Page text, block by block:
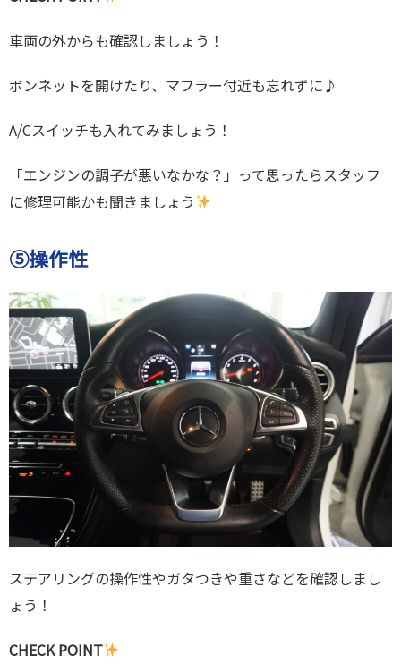
車両の外からも確認しましょう！
ボンネットを開けたり、マフラー付近も忘れずに♪
A/Cスイッチも入れてみましょう！
「エンジンの調子が悪いなかな？」って思ったらスタッフ
に修理可能かも聞きましょう
⑤操作性
ステアリングの操作性やガタつきや重さなどを確認しまし
ょう！
CHECK POINT